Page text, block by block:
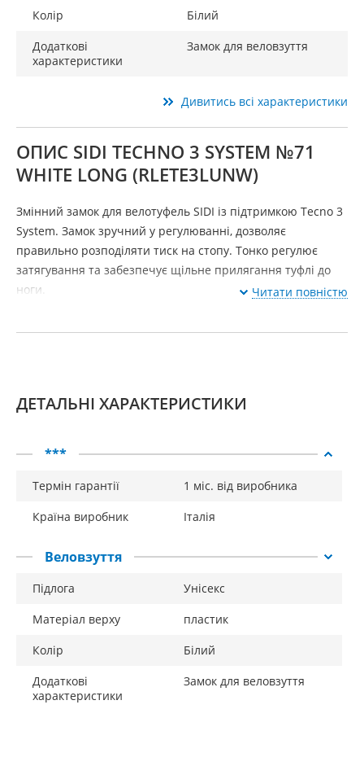
Колір
Білий
Додаткові
характеристики
Замок для веловзуття
Дивитись всі характеристики
ОПИС SIDI TECHNO 3 SYSTEM №71
WHITE LONG (RLETE3LUNW)
Змінний замок для велотуфель SIDI із підтримкою Tecno 3
System. Замок зручний у регулюванні, дозволяє
правильно розподіляти тиск на стопу. Тонко регулює
затягування та забезпечує щільне прилягання туфлі до
ноги.
Читати повністю
ДЕТАЛЬНІ ХАРАКТЕРИСТИКИ
***
Термін гарантії
1 міс. від виробника
Країна виробник
Італія
Веловзуття
Підлога
Унісекс
Матеріал верху
пластик
Колір
Білий
Додаткові
характеристики
Замок для веловзуття